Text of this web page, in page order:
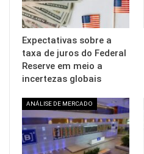
Expectativas sobre a
taxa de juros do Federal
Reserve em meio a
incertezas globais
ANÁLISE DE MERCADO